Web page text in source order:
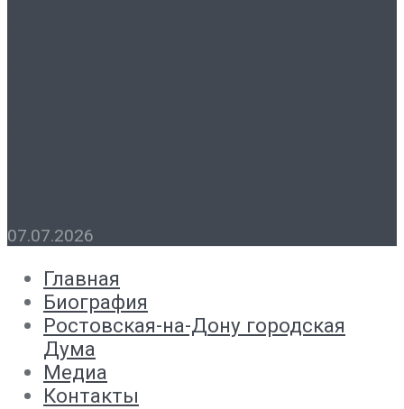
07.07.2026
Главная
Биография
Ростовская-на-Дону городская
Дума
Медиа
Контакты